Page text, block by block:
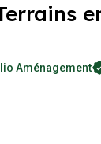
Aménagement